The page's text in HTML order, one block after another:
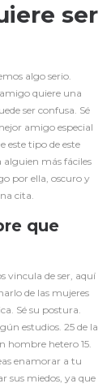
ser
algo serio.
quiere una
ser confusa. Sé
amigo especial
este tipo de este
alguien más fáciles
por ella, oscuro y
cita.
que
vincula de ser, aquí
de las mujeres
Sé su postura.
estudios. 25 de la
hombre hetero 15.
enamorar a tu
sus miedos, ya que